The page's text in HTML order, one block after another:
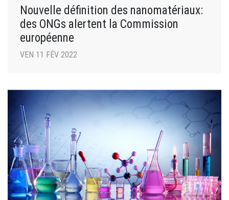
Nouvelle définition des nanomatériaux:
des ONGs alertent la Commission
européenne
VEN 11 FÉV 2022